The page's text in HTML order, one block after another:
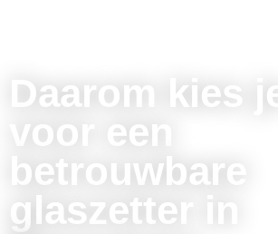
Daarom kies je
voor een
betrouwbare
glaszetter in